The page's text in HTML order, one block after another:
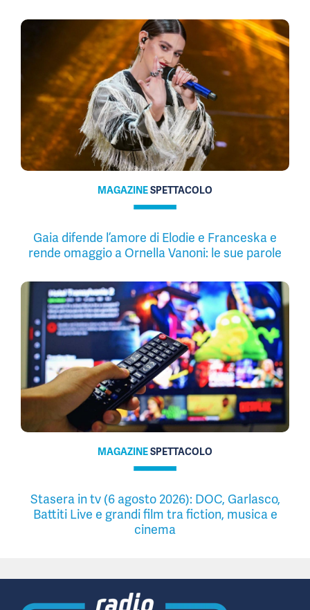
MAGAZINESPETTACOLO
Gaia difende l’amore di Elodie e Franceska e
rende omaggio a Ornella Vanoni: le sue parole
MAGAZINESPETTACOLO
Stasera in tv (6 agosto 2026): DOC, Garlasco,
Battiti Live e grandi film tra fiction, musica e
cinema